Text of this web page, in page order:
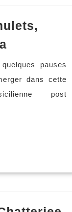
mille
mulets,
Salvatore
pauses
dans cette
post